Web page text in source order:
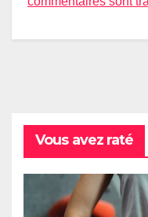
Vous avez raté